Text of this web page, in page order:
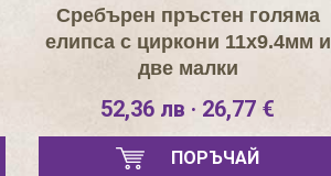
Сребърен пръстен голяма
елипса с циркони 11х9.4мм и
две малки
52,36 лв · 26,77 €
ПОРЪЧАЙ